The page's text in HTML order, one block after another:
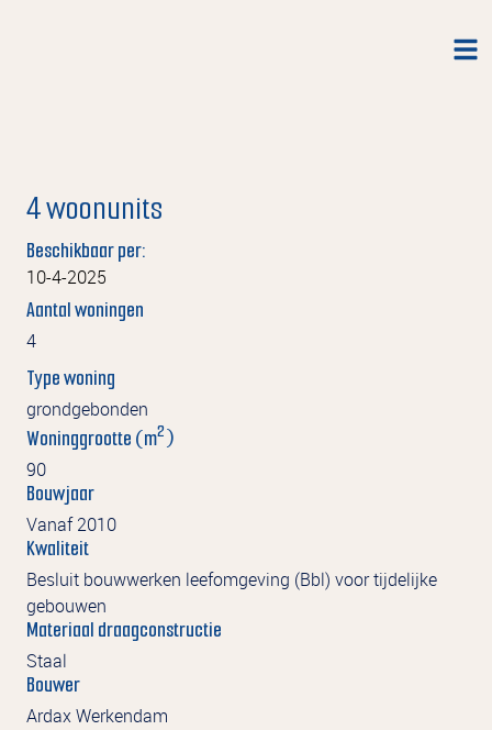
4 woonunits
Beschikbaar per:
10-4-2025
Aantal woningen
4
Type woning
grondgebonden
Woninggrootte (m2)
90
Bouwjaar
Vanaf 2010
Kwaliteit
Besluit bouwwerken leefomgeving (Bbl) voor tijdelijke
gebouwen
Materiaal draagconstructie
Staal
Bouwer
Ardax Werkendam